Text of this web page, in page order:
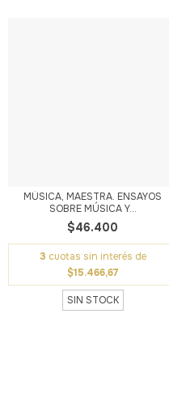
MÚSICA, MAESTRA. ENSAYOS
SOBRE MÚSICA Y...
$46.400
3 cuotas sin interés de
$15.466,67
SIN STOCK